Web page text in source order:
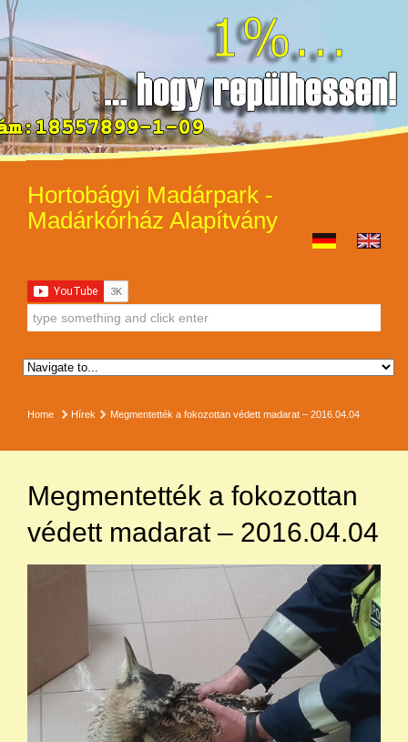
Hortobágyi Madárpark -
Madárkórház Alapítvány
Home Hírek Megmentették a fokozottan védett madarat – 2016.04.04
Megmentették a fokozottan
védett madarat – 2016.04.04